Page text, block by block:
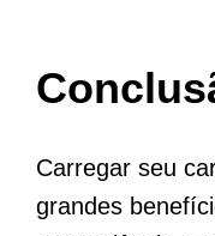
Carregar seu
grandes